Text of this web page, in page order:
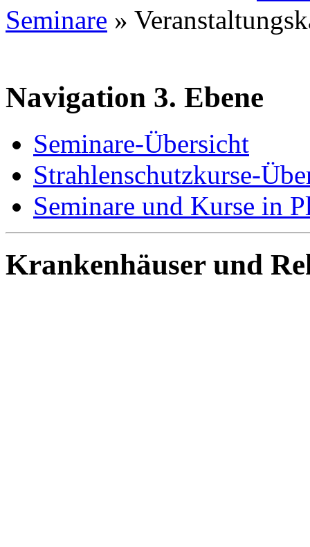
Seminare »
Navigation 3. Ebene
Seminare-Übersicht
Strahlenschutzkurse-
Seminare und Kurse in